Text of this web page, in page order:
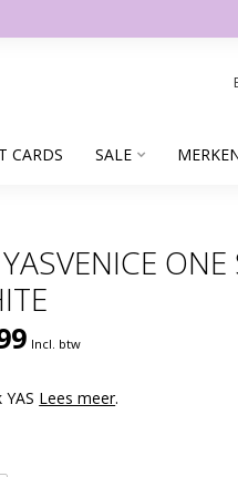
CARDS SALE
Incl. btw
Lees meer.